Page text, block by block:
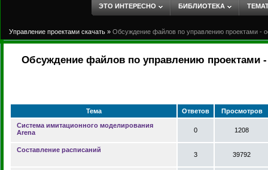
ЭТО ИНТЕРЕСНО БИБЛИОТЕКА
Управление проектами скачать » Обсуждение файлов по управлению проектами -
Обсуждение файлов по управлению проектами -
Тема Ответов
Просмотров
Система имитационного моделирования
Arena
0 1208
Составление расписаний
3 39792